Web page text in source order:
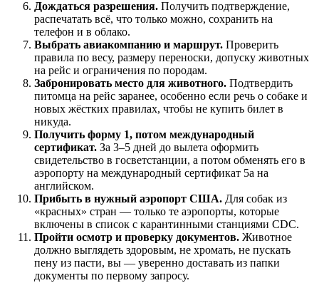
Дождаться разрешения. Получить подтверждение,
распечатать всё, что только можно, сохранить на
телефон и в облако.
Выбрать авиакомпанию и маршрут. Проверить
правила по весу, размеру переноски, допуску животных
на рейс и ограничения по породам.
Забронировать место для животного. Подтвердить
питомца на рейс заранее, особенно если речь о собаке и
новых жёстких правилах, чтобы не купить билет в
никуда.
Получить форму 1, потом международный
сертификат. За 3–5 дней до вылета оформить
свидетельство в госветстанции, а потом обменять его в
аэропорту на международный сертификат 5а на
английском.
Прибыть в нужный аэропорт США. Для собак из
«красных» стран — только те аэропорты, которые
включены в список с карантинными станциями CDC.
Пройти осмотр и проверку документов. Животное
должно выглядеть здоровым, не хромать, не пускать
пену из пасти, вы — уверенно доставать из папки
документы по первому запросу.